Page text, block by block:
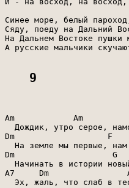
Синее море, белый
Сяду, поеду на Дальний
На Дальнем Востоке пушки
А русские мальчики
9
Am            Am
Дождик, утро серое,
Dm                   F
На земле мы первые,
Dm                    G
Начинать в истории
A7     Dm
Эх, жаль, что слаб в